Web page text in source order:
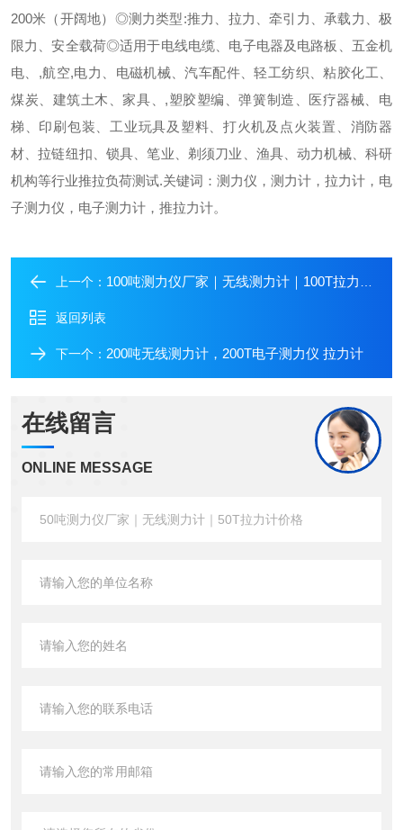
200米（开阔地）◎测力类型:推力、拉力、牵引力、承载力、极
限力、安全载荷◎适用于电线电缆、电子电器及电路板、五金机
电、,航空,电力、电磁机械、汽车配件、轻工纺织、粘胶化工、
煤炭、建筑土木、家具、,塑胶塑编、弹簧制造、医疗器械、电
梯、印刷包装、工业玩具及塑料、打火机及点火装置、消防器
材、拉链纽扣、锁具、笔业、剃须刀业、渔具、动力机械、科研
机构等行业推拉负荷测试.关键词：测力仪，测力计，拉力计，电
子测力仪，电子测力计，推拉力计。
上一个： 100吨测力仪厂家｜无线测力计｜100T拉力计价格
返回列表
下一个： 200吨无线测力计，200T电子测力仪 拉力计
在线留言
ONLINE MESSAGE